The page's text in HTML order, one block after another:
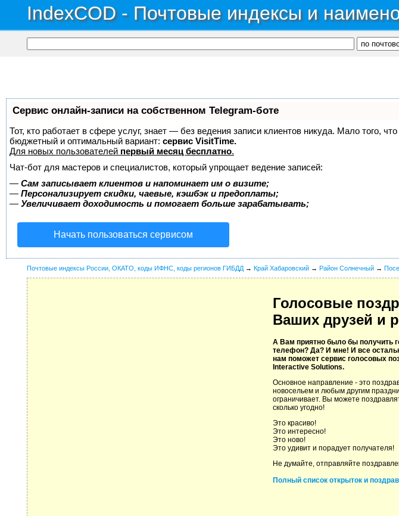
IndexCOD - Почтовые индексы и
Сервис онлайн-записи на собственном Telegram-боте
Тот, кто работает в сфере услуг, знает — без ведения записи клиентов никуда. Мало того,
бюджетный и оптимальный вариант: сервис VisitTime.
Для новых пользователей первый месяц бесплатно.
Чат-бот для мастеров и специалистов, который упрощает ведение записей:
— Сам записывает клиентов и напоминает им о визите;
— Персонализирует скидки, чаевые, кэшбэк и предоплаты;
— Увеличивает доходимость и помогает больше зарабатывать;
Начать пользоваться сервисом
Почтовые индексы России, ОКАТО, коды ИФНС, коды регионов ГИБДД → Край Хабаровский → Район Солнечный →
Голосовые
Ваших друзей и
А Вам приятно было бы получить
телефон? Да? И мне! И все
нам поможет сервис голосовых
Interactive Solutions.
Основное направление - это
новосельем и любым другим
ограничивает. Вы можете
сколько угодно!
Это красиво!
Это интересно!
Это ново!
Это удивит и порадует получателя!
Не думайте, отправляйте
Полный список открыток и